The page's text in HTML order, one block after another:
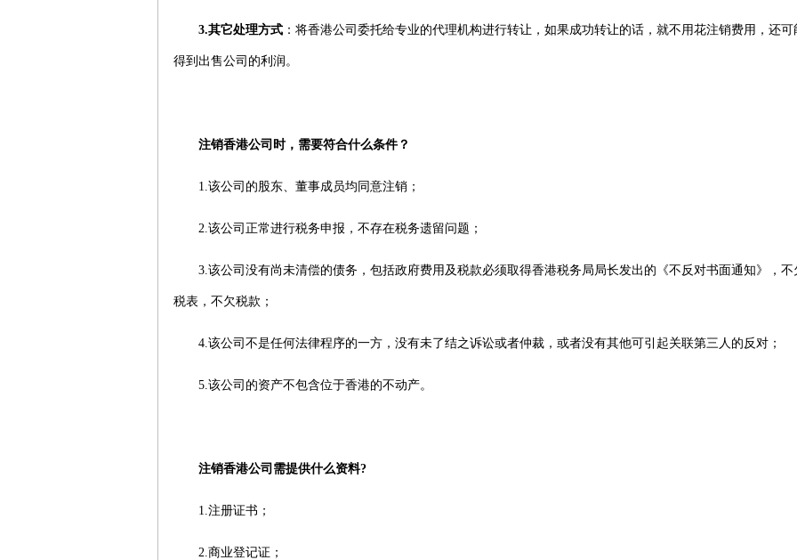
3.其它处理方式 ：将香港公司 委托给专业的代理机构进行转让，如果成功转让的话，就不用花注销费用，还可
得到出售公司的利润。
注销香港公司 时，需要符合什么条件？
1.该公司的股东、董事成员均同意注销；
2.该公司正常进行税务申报，不存在税务遗留问题；
3.该公司没有尚未清偿的债务，包括政府费用及税款必须取得香港税务局局长发出的《不反对书面通知》，不
税表，不欠税款；
4.该公司不是任何法律程序的一方，没有未了结之诉讼或者仲裁，或者没有其他可引起关联第三人的反对；
5.该公司的资产不包含位于香港的不动产。
注销香港公司 需提供什么资料?
1.注册证书；
2.商业登记证；